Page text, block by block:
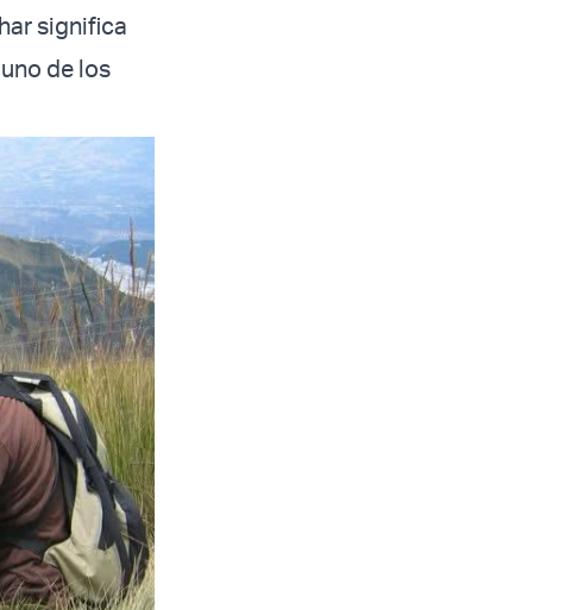
significa
de los